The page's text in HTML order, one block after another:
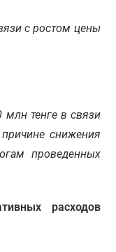
с ростом цены
млн тенге в связи
снижения
проведенных
расходов